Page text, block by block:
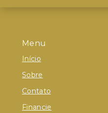
Menu
Início
Sobre
Contato
Financie